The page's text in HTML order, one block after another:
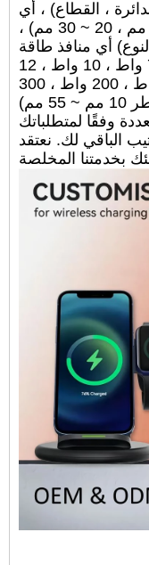
، القطاع) ، أي
مسافة شحن (1 ~ 8 مم ، 5 ~ 15 مم ، 20 ~ 30 مم) ،
أي منافذ طاقة (النوع A ، النوع C ، منافذ متعددة) ، أي
طاقة خرج (3 واط ، 5 واط ، 7.5 واط ، 10 واط ، 12
واط ، 15 واط ، 20 واط ، 100 واط ، 200 واط ، 300
واط) ، أي حجم ملف استقبال (قطر 10 مم ~ 55 مم)
الباقي لك. نعتقد